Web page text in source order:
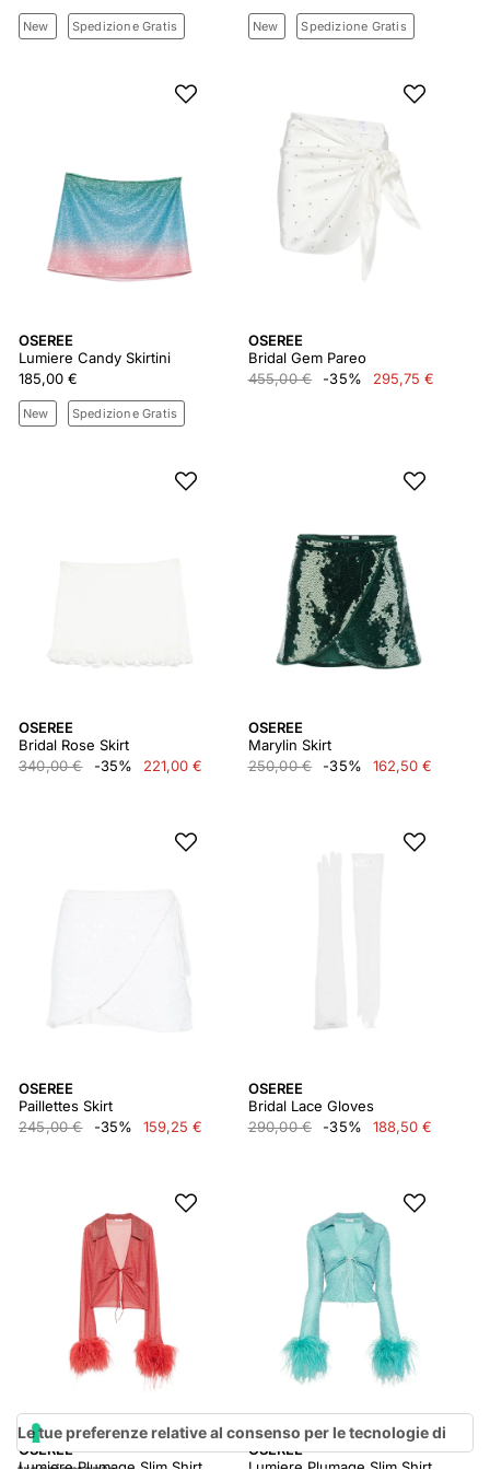
New Spedizione Gratis New Spedizione Gratis
OSEREE
Lumiere Candy Skirtini
185,00 €
New Spedizione Gratis
OSEREE
Bridal Gem Pareo
455,00 €
-35% 295,75 €
OSEREE
Bridal Rose Skirt
340,00 €
-35% 221,00 €
OSEREE
Marylin Skirt
250,00 €
-35% 162,50 €
OSEREE
Paillettes Skirt
245,00 €
-35% 159,25 €
OSEREE
Bridal Lace Gloves
290,00 €
-35% 188,50 €
OSEREE
OSEREE
Le tue preferenze relative al consenso per le tecnologie di